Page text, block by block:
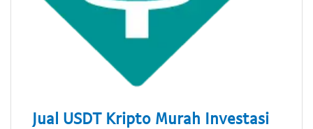
Jual USDT Kripto Murah Investasi